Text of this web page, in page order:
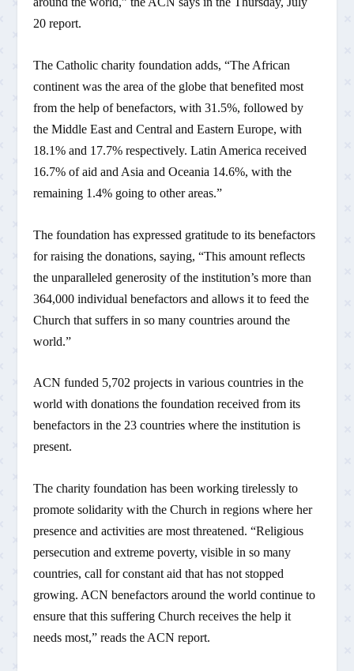
20 report.
The Catholic charity foundation adds, “The African
continent was the area of the globe that benefited most
from the help of benefactors, with 31.5%, followed by
the Middle East and Central and Eastern Europe, with
18.1% and 17.7% respectively. Latin America received
16.7% of aid and Asia and Oceania 14.6%, with the
remaining 1.4% going to other areas.”
The foundation has expressed gratitude to its benefactors
for raising the donations, saying, “This amount reflects
the unparalleled generosity of the institution’s more than
364,000 individual benefactors and allows it to feed the
Church that suffers in so many countries around the
world.”
ACN funded 5,702 projects in various countries in the
world with donations the foundation received from its
benefactors in the 23 countries where the institution is
present.
The charity foundation has been working tirelessly to
promote solidarity with the Church in regions where her
presence and activities are most threatened. “Religious
persecution and extreme poverty, visible in so many
countries, call for constant aid that has not stopped
growing. ACN benefactors around the world continue to
ensure that this suffering Church receives the help it
needs most,” reads the ACN report.